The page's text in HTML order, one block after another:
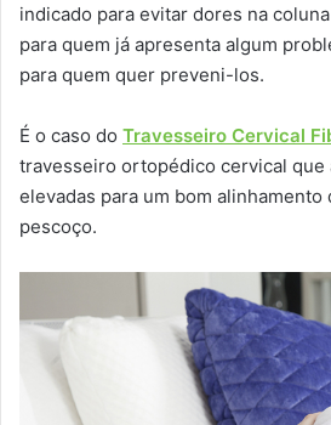
indicado para evitar dores na
para quem já apresenta algum
para quem quer preveni-los.
É o caso do Travesseiro Cervical
travesseiro ortopédico cervical que
elevadas para um bom alinhamento
pescoço.